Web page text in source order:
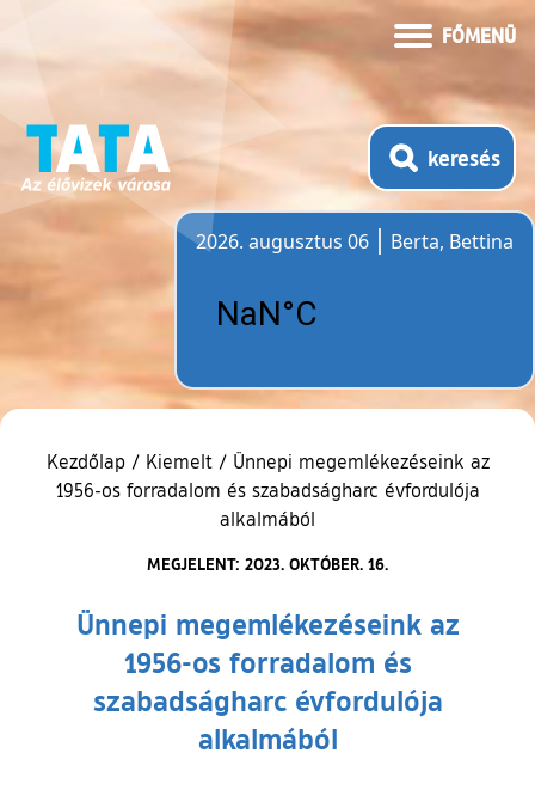
FŐMENÜ
keresés
2026. augusztus 06
Berta, Bettina
Kezdőlap / Kiemelt / Ünnepi megemlékezéseink az
1956-os forradalom és szabadságharc évfordulója
alkalmából
MEGJELENT: 2023. OKTÓBER. 16.
Ünnepi megemlékezéseink az
1956-os forradalom és
szabadságharc évfordulója
alkalmából